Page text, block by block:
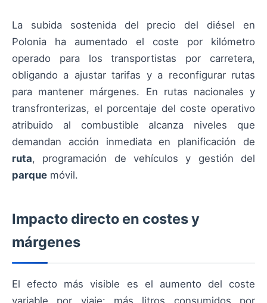
La subida sostenida del precio del diésel en
Polonia ha aumentado el coste por kilómetro
operado para los transportistas por carretera,
obligando a ajustar tarifas y a reconfigurar rutas
para mantener márgenes. En rutas nacionales y
transfronterizas, el porcentaje del coste operativo
atribuido al combustible alcanza niveles que
demandan acción inmediata en planificación de
ruta, programación de vehículos y gestión del
parque móvil.
Impacto directo en costes y
márgenes
El efecto más visible es el aumento del coste
variable por viaje: más litros consumidos por